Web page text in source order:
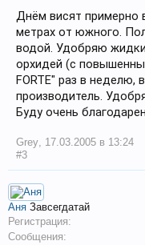
Днём висят примерно
метрах от южного.
водой. Удобряю
орхидей (с
FORTE" раз в неделю,
производитель.
Буду очень
Grey, 17.03.2005 в 13:24
#3
Аня Завсегдатай
Регистрация:
Сообщения: